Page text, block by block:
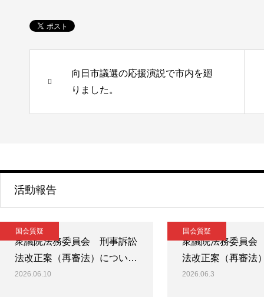
向日市議選の応援演説で市内を廻
りました。
活動報告
国会質疑
衆議院法務委員会 刑事訴訟
法改正案（再審法）につい…
2026.06.10
国会質疑
衆議院法務委員
法改正案（再審法
2026.06.3